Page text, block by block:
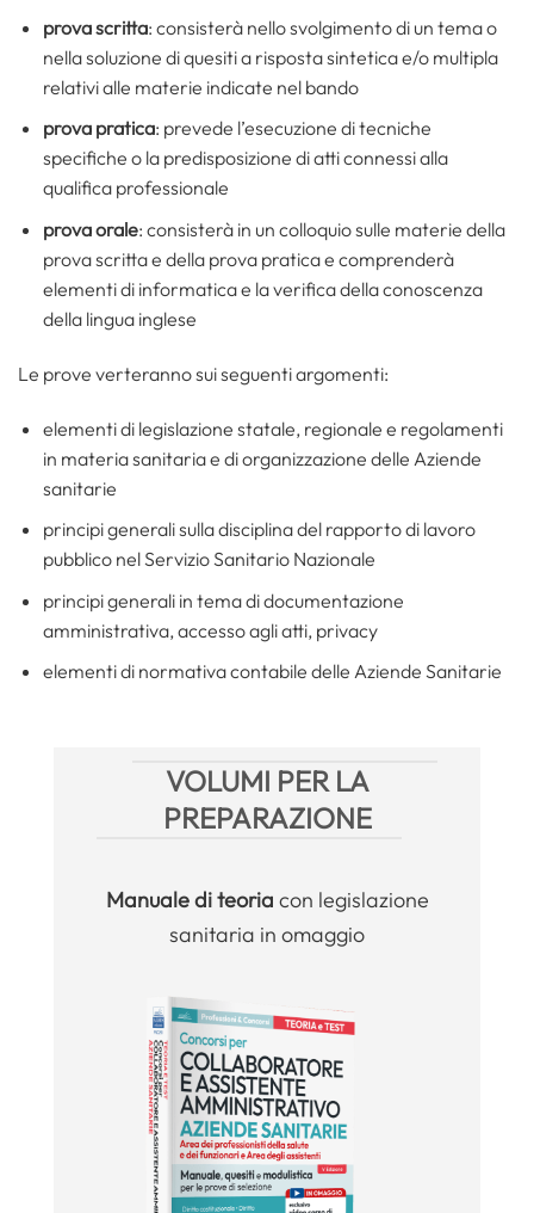
prova scritta: consisterà nello svolgimento di un tema o
nella soluzione di quesiti a risposta sintetica e/o multipla
relativi alle materie indicate nel bando
prova pratica: prevede l’esecuzione di tecniche
specifiche o la predisposizione di atti connessi alla
qualifica professionale
prova orale: consisterà in un colloquio sulle materie della
prova scritta e della prova pratica e comprenderà
elementi di informatica e la verifica della conoscenza
della lingua inglese
Le prove verteranno sui seguenti argomenti:
elementi di legislazione statale, regionale e regolamenti
in materia sanitaria e di organizzazione delle Aziende
sanitarie
principi generali sulla disciplina del rapporto di lavoro
pubblico nel Servizio Sanitario Nazionale
principi generali in tema di documentazione
amministrativa, accesso agli atti, privacy
elementi di normativa contabile delle Aziende Sanitarie
VOLUMI PER LA
PREPARAZIONE
Manualedi teoria con legislazione
sanitaria in omaggio